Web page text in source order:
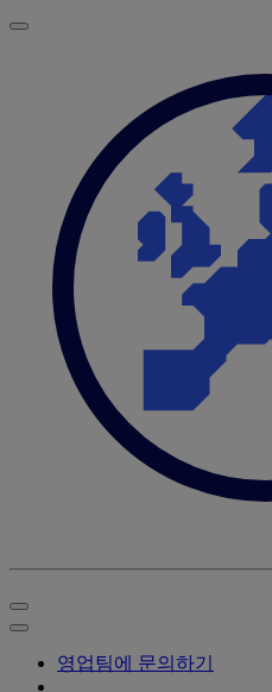
영업팀에 문의하기